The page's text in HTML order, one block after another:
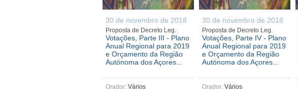
30 de novembro de 2018
Proposta de Decreto Leg.
Votações, Parte III - Plano
Anual Regional para 2019
e Orçamento da Região
Autónoma dos Açores...
Orador: Vários
30 de novembro de 2018
Proposta de Decreto Leg.
Votações, Parte IV - Plano
Anual Regional para 2019
e Orçamento da Região
Autónoma dos Açores...
Orador: Vários